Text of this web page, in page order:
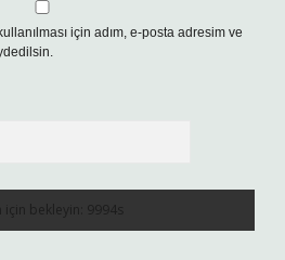
için adım, e-posta adresim ve